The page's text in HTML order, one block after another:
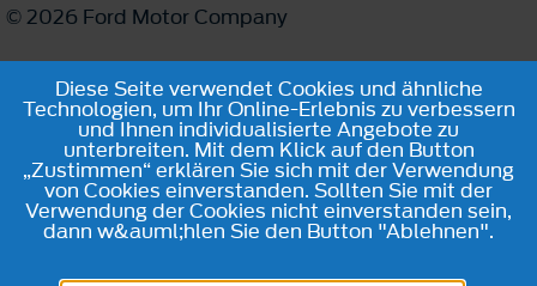
© 2026 Ford Motor Company
Diese Seite verwendet Cookies und ähnliche
Technologien, um Ihr Online-Erlebnis zu verbessern
und Ihnen individualisierte Angebote zu
unterbreiten. Mit dem Klick auf den Button
„Zustimmen“ erklären Sie sich mit der Verwendung
von Cookies einverstanden. Sollten Sie mit der
Verwendung der Cookies nicht einverstanden sein,
dann w&auml;hlen Sie den Button "Ablehnen".